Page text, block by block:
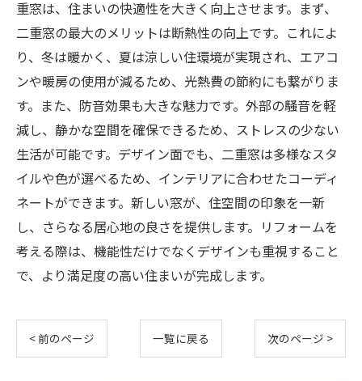
重窓は、住まいの快適性を大きく向上させます。まず、
二重窓の最大のメリットは断熱性の向上です。これによ
り、冬は暖かく、夏は涼しい住環境が実現され、エアコ
ンや暖房の使用が減るため、光熱費の節約にも繋がりま
す。また、防音効果も大きな魅力です。外部の騒音を軽
減し、静かな空間を確保できるため、ストレスの少ない
生活が可能です。デザイン面でも、二重窓は多様なスタ
イルや色が選べるため、インテリアに合わせたコーディ
ネートができます。新しい窓が、住空間の印象を一新
し、さらなる居心地の良さを提供します。リフォームを
考える際は、機能性だけでなくデザインも重視すること
で、より満足度の高い住まいが完成します。
< 前のページ 一覧に戻る 次のページ >